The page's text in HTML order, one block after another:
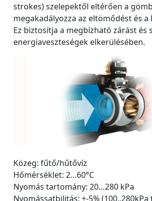
strokes) szelepektől eltérően a
megakadályozza az eltömődést és
Ez biztosítja a megbízható zárást és
energiaveszteségek elkerülésében.
Közeg: fűtő/hűtővíz
Hőmérséklet: 2…60°C
Nyomás tartomány: 20…280 kPa
Nyomássatbilitás: +-5%